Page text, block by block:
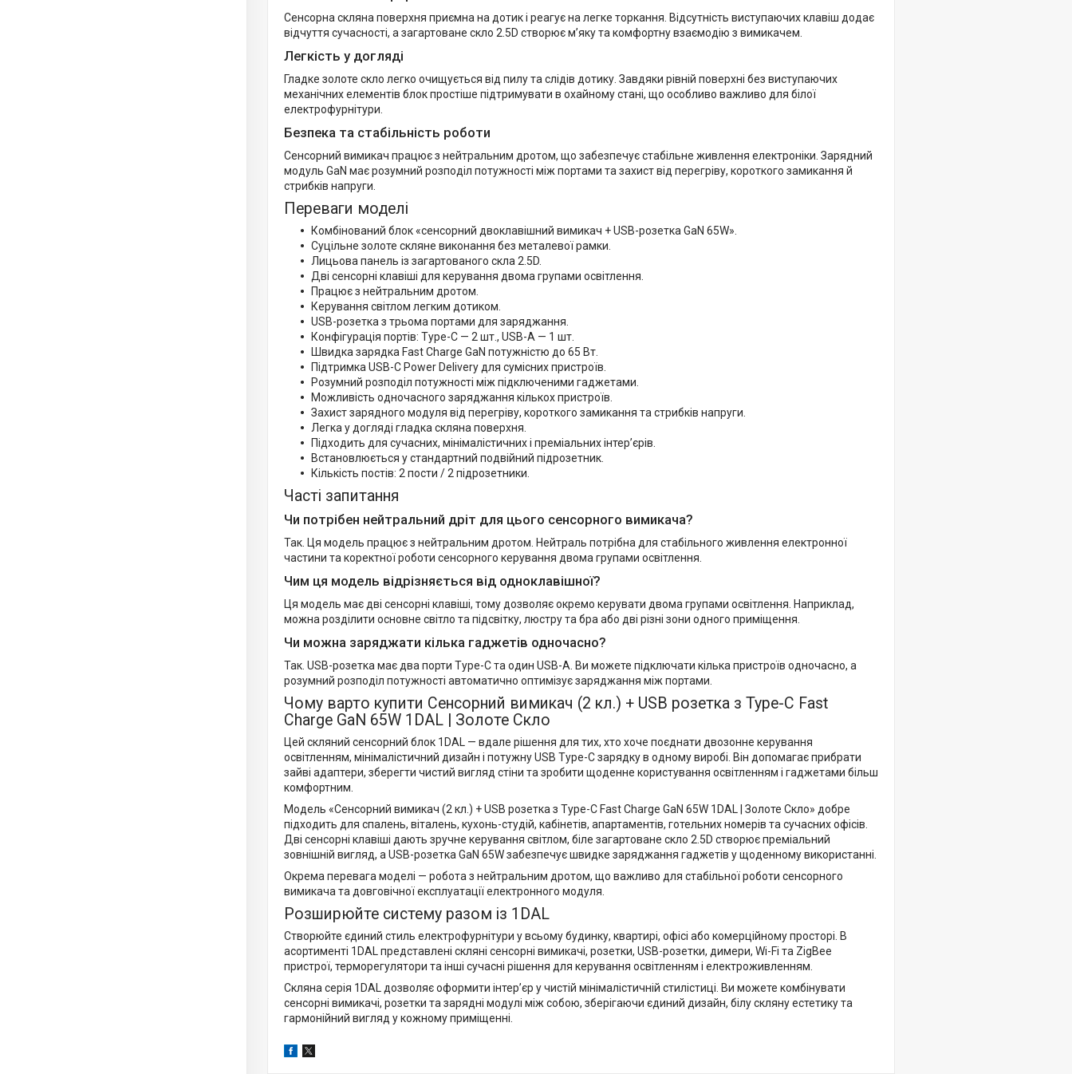
Сенсорна скляна поверхня приємна на дотик і реагує на легке торкання. Відсутність виступаючих клавіш додає
відчуття сучасності, а загартоване скло 2.5D створює м’яку та комфортну взаємодію з вимикачем.
Легкість у догляді
Гладке золоте скло легко очищується від пилу та слідів дотику. Завдяки рівній поверхні без виступаючих
механічних елементів блок простіше підтримувати в охайному стані, що особливо важливо для білої
електрофурнітури.
Безпека та стабільність роботи
Сенсорний вимикач працює з нейтральним дротом, що забезпечує стабільне живлення електроніки. Зарядний
модуль GaN має розумний розподіл потужності між портами та захист від перегріву, короткого замикання й
стрибків напруги.
Переваги моделі
Комбінований блок «сенсорний двоклавішний вимикач + USB-розетка GaN 65W».
Суцільне золоте скляне виконання без металевої рамки.
Лицьова панель із загартованого скла 2.5D.
Дві сенсорні клавіші для керування двома групами освітлення.
Працює з нейтральним дротом.
Керування світлом легким дотиком.
USB-розетка з трьома портами для заряджання.
Конфігурація портів: Type-C — 2 шт., USB-A — 1 шт.
Швидка зарядка Fast Charge GaN потужністю до 65 Вт.
Підтримка USB-C Power Delivery для сумісних пристроїв.
Розумний розподіл потужності між підключеними гаджетами.
Можливість одночасного заряджання кількох пристроїв.
Захист зарядного модуля від перегріву, короткого замикання та стрибків напруги.
Легка у догляді гладка скляна поверхня.
Підходить для сучасних, мінімалістичних і преміальних інтер’єрів.
Встановлюється у стандартний подвійний підрозетник.
Кількість постів: 2 пости / 2 підрозетники.
Часті запитання
Чи потрібен нейтральний дріт для цього сенсорного вимикача?
Так. Ця модель працює з нейтральним дротом. Нейтраль потрібна для стабільного живлення електронної
частини та коректної роботи сенсорного керування двома групами освітлення.
Чим ця модель відрізняється від одноклавішної?
Ця модель має дві сенсорні клавіші, тому дозволяє окремо керувати двома групами освітлення. Наприклад,
можна розділити основне світло та підсвітку, люстру та бра або дві різні зони одного приміщення.
Чи можна заряджати кілька гаджетів одночасно?
Так. USB-розетка має два порти Type-C та один USB-A. Ви можете підключати кілька пристроїв одночасно, а
розумний розподіл потужності автоматично оптимізує заряджання між портами.
Чому варто купити Сенсорний вимикач (2 кл.) + USB розетка з Type-C Fast
Charge GaN 65W 1DAL | Золоте Скло
Цей скляний сенсорний блок 1DAL — вдале рішення для тих, хто хоче поєднати двозонне керування
освітленням, мінімалістичний дизайн і потужну USB Type-C зарядку в одному виробі. Він допомагає прибрати
зайві адаптери, зберегти чистий вигляд стіни та зробити щоденне користування освітленням і гаджетами більш
комфортним.
Модель «Сенсорний вимикач (2 кл.) + USB розетка з Type-C Fast Charge GaN 65W 1DAL | Золоте Скло» добре
підходить для спалень, віталень, кухонь-студій, кабінетів, апартаментів, готельних номерів та сучасних офісів.
Дві сенсорні клавіші дають зручне керування світлом, біле загартоване скло 2.5D створює преміальний
зовнішній вигляд, а USB-розетка GaN 65W забезпечує швидке заряджання гаджетів у щоденному використанні.
Окрема перевага моделі — робота з нейтральним дротом, що важливо для стабільної роботи сенсорного
вимикача та довговічної експлуатації електронного модуля.
Розширюйте систему разом із 1DAL
Створюйте єдиний стиль електрофурнітури у всьому будинку, квартирі, офісі або комерційному просторі. В
асортименті 1DAL представлені скляні сенсорні вимикачі, розетки, USB-розетки, димери, Wi-Fi та ZigBee
пристрої, терморегулятори та інші сучасні рішення для керування освітленням і електроживленням.
Скляна серія 1DAL дозволяє оформити інтер’єр у чистій мінімалістичній стилістиці. Ви можете комбінувати
сенсорні вимикачі, розетки та зарядні модулі між собою, зберігаючи єдиний дизайн, білу скляну естетику та
гармонійний вигляд у кожному приміщенні.